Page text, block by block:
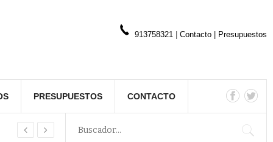
913758321 Contacto Presupuestos
PRESUPUESTOS CONTACTO